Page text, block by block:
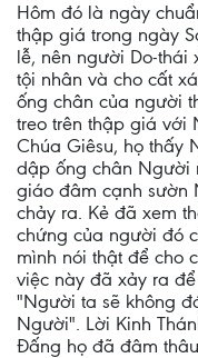
Hôm đó là ngày
thập giá trong ngày
lễ, nên người Do-thái
tội nhân và cho cất
ống chân của người
treo trên thập giá với
Chúa Giêsu, họ thấy
dập ống chân Người
giáo đâm cạnh sườn
chảy ra. Kẻ đã xem
chứng của người đó
mình nói thật để cho
việc này đã xảy ra
"Người ta sẽ không
Người". Lời Kinh
Ðấng họ đã đâm